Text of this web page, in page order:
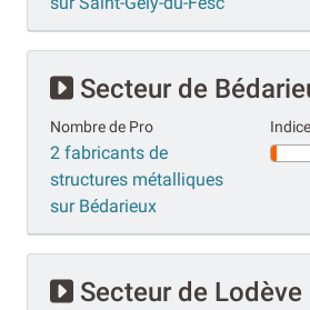
Secteur de
Nombre de Pro
2 fabricants de
structures métalliques
sur Bédarieux
Secteur de Lodève